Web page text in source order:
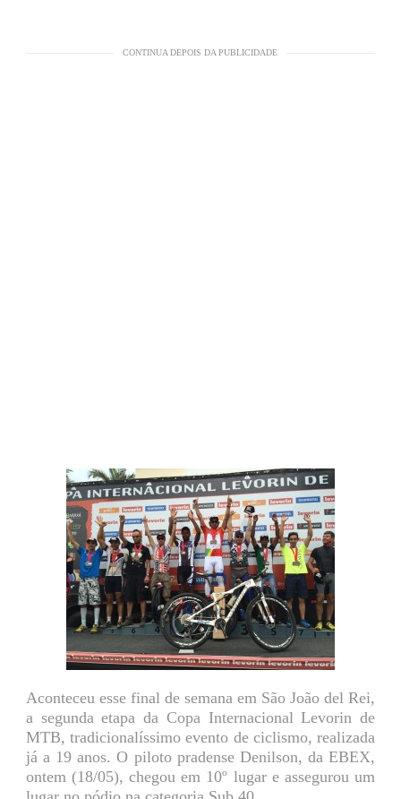
CONTINUA DEPOIS DA PUBLICIDADE
Aconteceu esse final de semana em São João del Rei,
a segunda etapa da Copa Internacional Levorin de
MTB, tradicionalíssimo evento de ciclismo, realizada
já a 19 anos. O piloto pradense Denilson, da EBEX,
ontem (18/05), chegou em 10º lugar e assegurou um